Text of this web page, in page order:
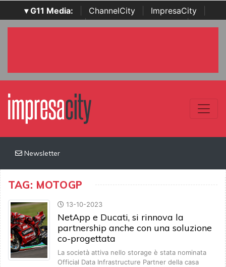
▾ G11 Media: ChannelCity ImpresaCity
SecurityOpenLab | Italian Channel Awards | Italian
Newsletter
TAG: MOTOGP
13-10-2023
NetApp e Ducati, si rinnova la
partnership anche con una soluzione
co-progettata
La società attiva nello storage è stata nominata
Official Data Infrastructure Partner della casa